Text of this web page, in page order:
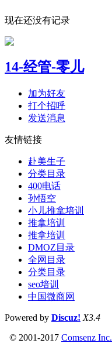
现在还没有记录
14-经管-零儿
加为好友
打个招呼
发送消息
友情链接
赴美生子
分类目录
400电话
孙悟空
小儿推拿培训
推拿培训
推拿培训
DMOZ目录
全网目录
分类目录
seo培训
中国微商网
Powered by Discuz! X3.4
© 2001-2017 Comsenz Inc.